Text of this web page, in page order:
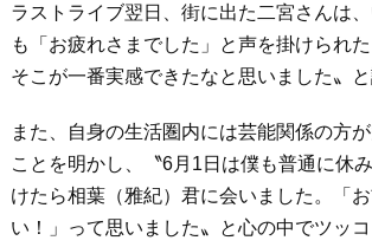
ラストライブ翌日、街に出た二宮さんは
も「お疲れさまでした」と声を掛けられ
そこが一番実感できたなと思いました〟と
また、自身の生活圏内には芸能関係の方
ことを明かし、〝6月1日は僕も普通に休
けたら相葉（雅紀）君に会いました。「
い！」って思いました〟と心の中でツッコ